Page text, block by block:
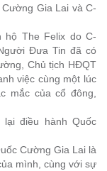
Gia Lai và C-
hộ The Felix do C-
Đưa Tin đã có
Chủ tịch HĐQT
việc cùng một lúc
mắc của cổ đông,
điều hành Quốc
Cường Gia Lai là
mình, cùng với sự